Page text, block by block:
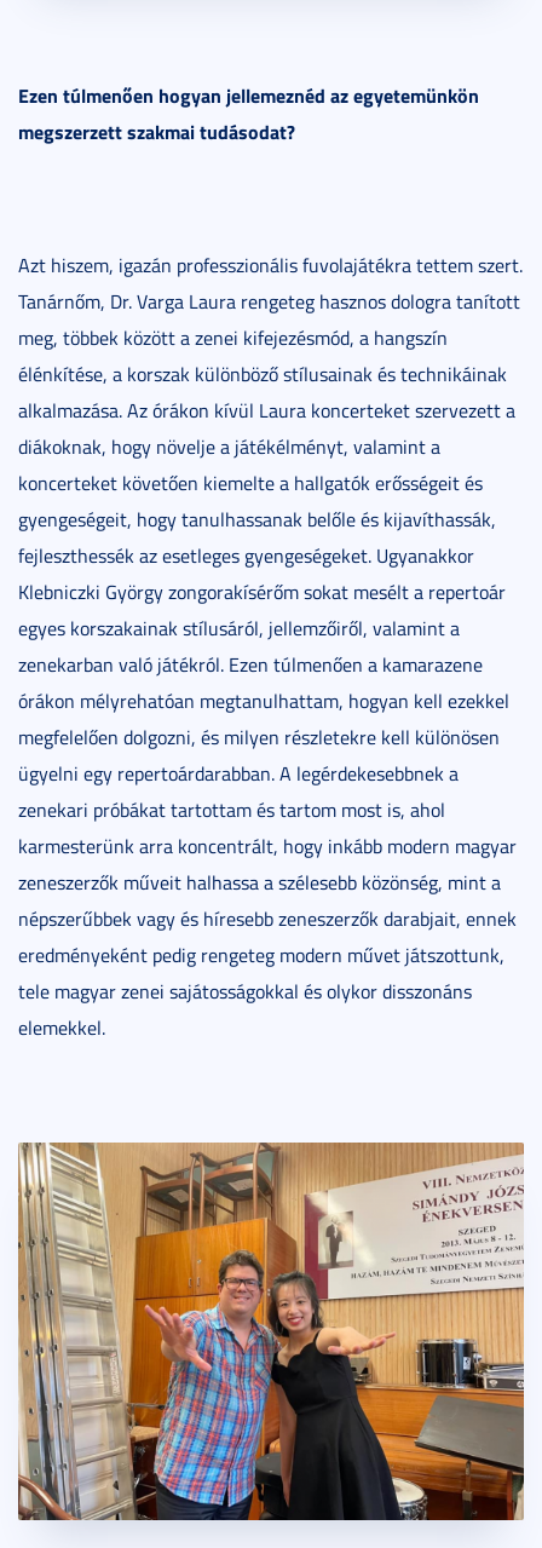
Ezen túlmenően hogyan jellemeznéd az egyetemünkön
megszerzett szakmai tudásodat?
Azt hiszem, igazán professzionális fuvolajátékra tettem szert.
Tanárnőm, Dr. Varga Laura rengeteg hasznos dologra tanított
meg, többek között a zenei kifejezésmód, a hangszín
élénkítése, a korszak különböző stílusainak és technikáinak
alkalmazása. Az órákon kívül Laura koncerteket szervezett a
diákoknak, hogy növelje a játékélményt, valamint a
koncerteket követően kiemelte a hallgatók erősségeit és
gyengeségeit, hogy tanulhassanak belőle és kijavíthassák,
fejleszthessék az esetleges gyengeségeket. Ugyanakkor
Klebniczki György zongorakísérőm sokat mesélt a repertoár
egyes korszakainak stílusáról, jellemzőiről, valamint a
zenekarban való játékról. Ezen túlmenően a kamarazene
órákon mélyrehatóan megtanulhattam, hogyan kell ezekkel
megfelelően dolgozni, és milyen részletekre kell különösen
ügyelni egy repertoárdarabban. A legérdekesebbnek a
zenekari próbákat tartottam és tartom most is, ahol
karmesterünk arra koncentrált, hogy inkább modern magyar
zeneszerzők műveit halhassa a szélesebb közönség, mint a
népszerűbbek vagy és híresebb zeneszerzők darabjait, ennek
eredményeként pedig rengeteg modern művet játszottunk,
tele magyar zenei sajátosságokkal és olykor disszonáns
elemekkel.